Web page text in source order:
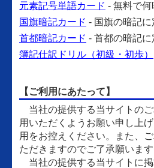
元素記号単語カード - 無料で何
国旗暗記カード - 国旗の暗記に
首都暗記カード - 首都の暗記に
簿記仕訳ドリル（初級・初歩）
【ご利用にあたって】
当社の提供する当サイトの
用いただくようお願い申し上
用をお控えください。また、
ただきますのでご了承願います
当社の提供する当サイトに